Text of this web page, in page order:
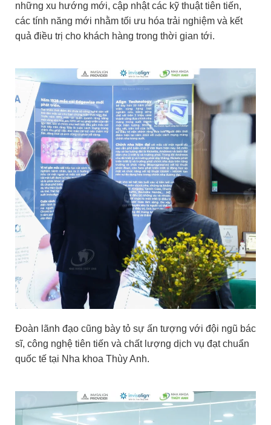
những xu hướng mới, cập nhật các kỹ thuật tiên tiến,
các tính năng mới nhằm tối ưu hóa trải nghiệm và kết
quả điều trị cho khách hàng trong thời gian tới.
Đoàn lãnh đạo cũng bày tỏ sự ấn tượng với đội ngũ bác
sĩ, công nghệ tiên tiến và chất lượng dịch vụ đạt chuẩn
quốc tế tại Nha khoa Thùy Anh.